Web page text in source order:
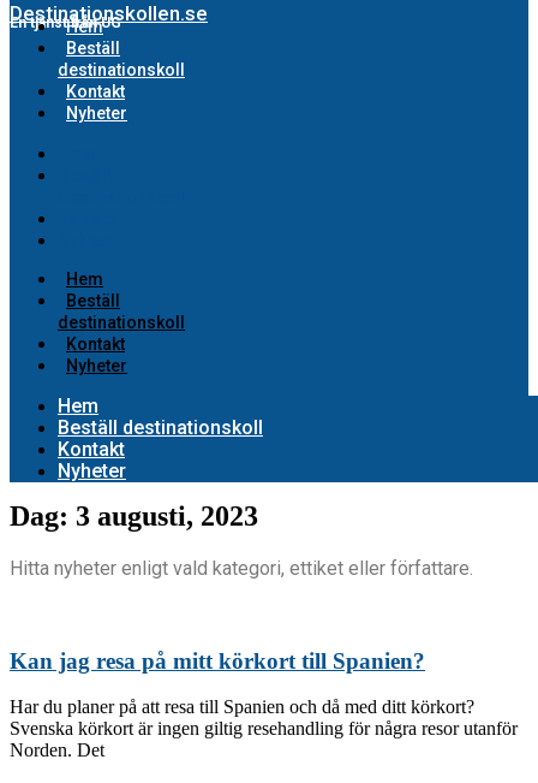
Destinationskollen.se
En tjänst från UG
Hem
Beställ
destinationskoll
Kontakt
Nyheter
Hem
Beställ
destinationskoll
Kontakt
Nyheter
Hem
Beställ destinationskoll
Kontakt
Nyheter
Dag: 3 augusti, 2023
Hitta nyheter enligt vald kategori, ettiket eller författare.
Kan jag resa på mitt körkort till Spanien?
Har du planer på att resa till Spanien och då med ditt körkort?
Svenska körkort är ingen giltig resehandling för några resor utanför
Norden. Det